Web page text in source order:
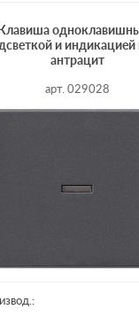
и индикацией
антрацит
арт. 029028